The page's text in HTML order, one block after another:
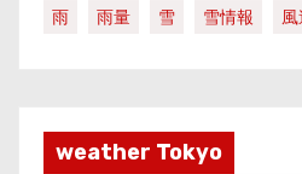
雨
雨量 雪 雪情報 風
weather Tokyo